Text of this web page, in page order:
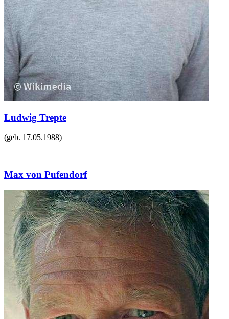
Ludwig Trepte
(geb. 17.05.1988)
Max von Pufendorf